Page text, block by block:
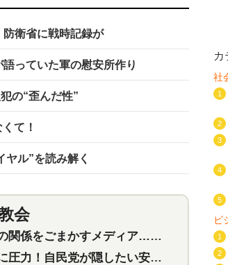
衛省に戦時記録が
っていた軍の慰安所作り
の“歪んだ性”
て！
ル”を読み解く
会
すメディア…民放は有田芳生に発言自粛を要求
が隠したい安倍元首相と統一教会の深い関係
特集
カ
社
1
2
3
4
5
ビ
1
2